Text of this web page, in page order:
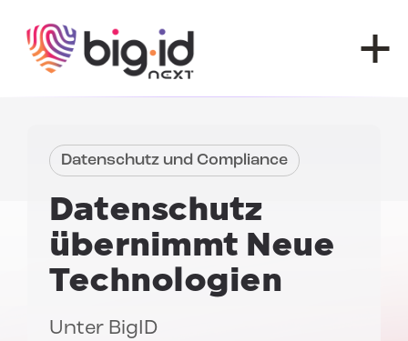
Datenschutz und Compliance
Datenschutz
übernimmt Neue
Technologien
Unter BigID